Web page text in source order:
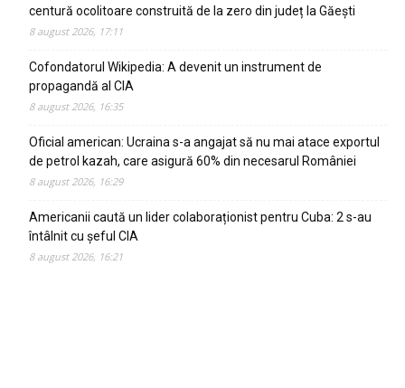
centură ocolitoare construită de la zero din județ la Găești
8 august 2026, 17:11
Cofondatorul Wikipedia: A devenit un instrument de
propagandă al CIA
8 august 2026, 16:35
Oficial american: Ucraina s-a angajat să nu mai atace exportul
de petrol kazah, care asigură 60% din necesarul României
8 august 2026, 16:29
Americanii caută un lider colaboraționist pentru Cuba: 2 s-au
întâlnit cu șeful CIA
8 august 2026, 16:21